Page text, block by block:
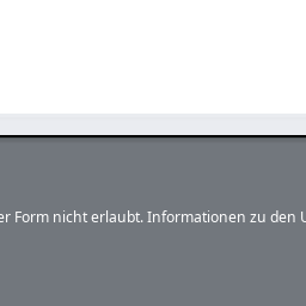
Form nicht erlaubt. Informationen zu